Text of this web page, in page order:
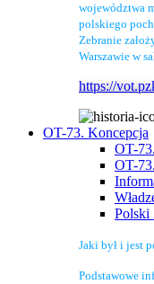
województwa
polskiego
Zebranie
Warszawie w
https://
OT-73. Koncepcja
OT-
OT-
Polski
Jaki był i jest
Podstawowe